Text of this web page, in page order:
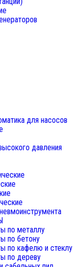
для насосов
давления
по металлу
по бетону
по кафелю и стеклу
по дереву